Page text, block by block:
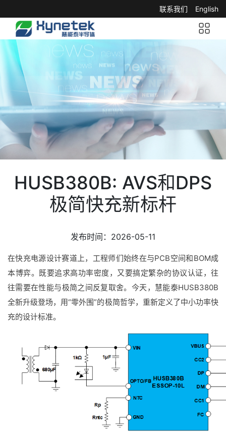
联系我们 English
HUSB380B: AVS和DPS
极简快充新标杆
发布时间：2026-05-11
在快充电源设计赛道上，工程师们始终在与PCB空间和BOM成
本博弈。既要追求高功率密度，又要搞定繁杂的协议认证，往
往需要在性能与极简之间反复取舍。今天，慧能泰HUSB380B
全新升级登场，用“零外围”的极简哲学，重新定义了中小功率快
充的设计标准。